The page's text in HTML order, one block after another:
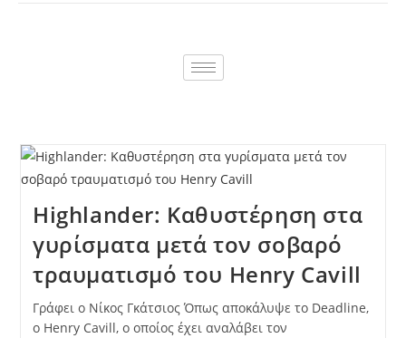
Highlander: Καθυστέρηση στα
γυρίσματα μετά τον σοβαρό
τραυματισμό του Henry Cavill
Γράφει ο Νίκος Γκάτσιος Όπως αποκάλυψε το Deadline,
ο Henry Cavill, ο οποίος έχει αναλάβει τον